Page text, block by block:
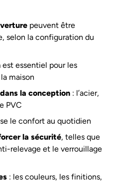
peuvent être
selon la configuration du
est essentiel pour les
maison
la conception: l’acier,
PVC
le confort au quotidien
la sécurité, telles que
relevage et le verrouillage
: les couleurs, les finitions,